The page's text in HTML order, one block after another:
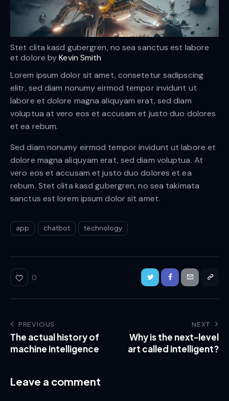
Stet clita kasd gubergren, no sea sanctus est labore
et dolore byKevin Smith
Lorem ipsum dolor sit amet, consetetur sadipscing
elitr, sed diam nonumy eirmod tempor invidunt ut
labore et dolore magna aliquyam erat, sed diam
voluptua at vero eos et accusam et justo duo dolores
et ea rebum.
Sed diam nonumy eirmod tempor invidunt ut labore et
dolore magna aliquyam erat, sed diam voluptua. At
vero eos et accusam et justo duo dolores et ea
rebum. Stet clita kasd gubergren, no sea takimata
sanctus est lorem ipsum dolor sit amet.
app chatbot technology
0
PREVIOUS
The actual history of
machine intelligence
NEXT
Why is the next-level
art called intelligent?
Leave a comment